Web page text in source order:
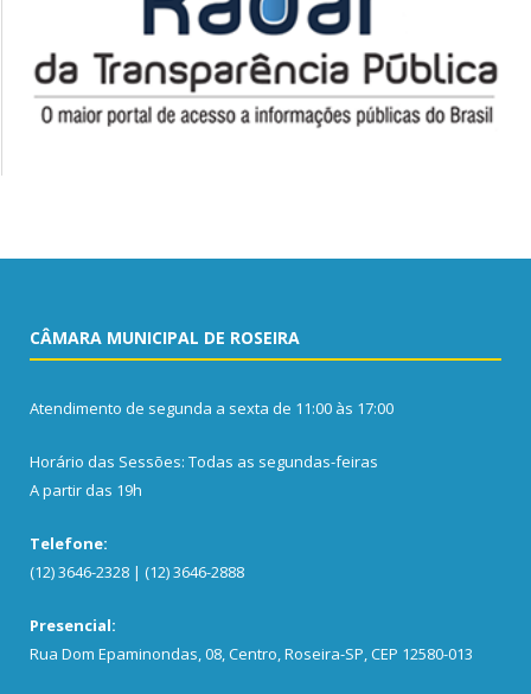
CÂMARA MUNICIPAL DE ROSEIRA
Atendimento de segunda a sexta de 11:00 às 17:00
Horário das Sessões: Todas as segundas-feiras
A partir das 19h
Telefone:
(12) 3646-2328 | (12) 3646-2888
Presencial:
Rua Dom Epaminondas, 08, Centro, Roseira-SP, CEP 12580-013